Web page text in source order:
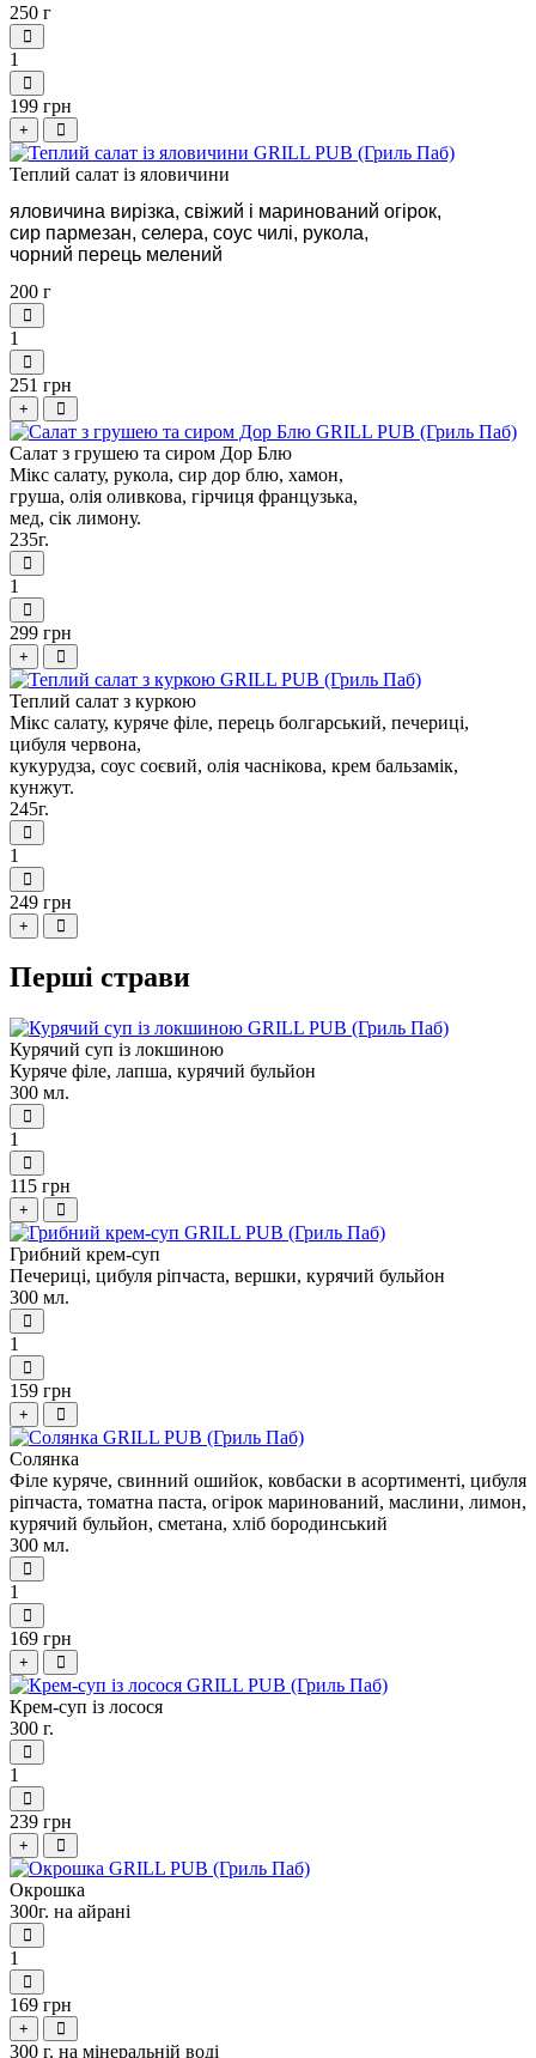
250 г
1
199 грн
+
Теплий салат iз яловичини
яловичина вирізка, свіжий і маринований огірок,
сир пармезан, селера, соус чилі, рукола,
чорний перець мелений
200 г
1
251 грн
+
Салат з грушею та сиром Дор Блю
Мікс салату, рукола, сир дор блю, хамон,
груша, олія оливкова, гірчиця французька,
мед, сік лимону.
235г.
1
299 грн
+
Теплий салат з куркою
Мікс салату, куряче філе, перець болгарський, печериці,
цибуля червона,
кукурудза, соус соєвий, олія часнікова, крем бальзамік,
кунжут.
245г.
1
249 грн
+
Перші страви
Курячий суп із локшиною
Куряче філе, лапша, курячий бульйон
300 мл.
1
115 грн
+
Грибний крем-суп
Печериці, цибуля ріпчаста, вершки, курячий бульйон
300 мл.
1
159 грн
+
Солянка
Філе куряче, свинний ошийок, ковбаски в асортименті, цибуля
ріпчаста, томатна паста, огірок маринований, маслини, лимон,
курячий бульйон, сметана, хліб бородинський
300 мл.
1
169 грн
+
Крем-суп із лосося
300 г.
1
239 грн
+
Окрошка
300г. на айрані
1
169 грн
+
300 г. на мінеральній воді